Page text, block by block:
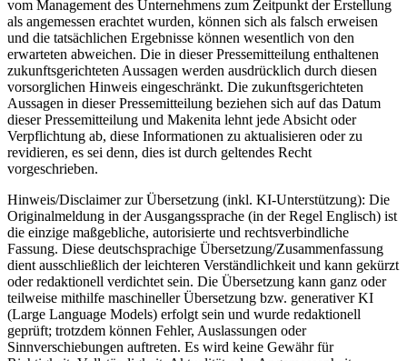
vom Management des Unternehmens zum Zeitpunkt der Erstellung
als angemessen erachtet wurden, können sich als falsch erweisen
und die tatsächlichen Ergebnisse können wesentlich von den
erwarteten abweichen. Die in dieser Pressemitteilung enthaltenen
zukunftsgerichteten Aussagen werden ausdrücklich durch diesen
vorsorglichen Hinweis eingeschränkt. Die zukunftsgerichteten
Aussagen in dieser Pressemitteilung beziehen sich auf das Datum
dieser Pressemitteilung und Makenita lehnt jede Absicht oder
Verpflichtung ab, diese Informationen zu aktualisieren oder zu
revidieren, es sei denn, dies ist durch geltendes Recht
vorgeschrieben.
Hinweis/Disclaimer zur Übersetzung (inkl. KI-Unterstützung): Die
Originalmeldung in der Ausgangssprache (in der Regel Englisch) ist
die einzige maßgebliche, autorisierte und rechtsverbindliche
Fassung. Diese deutschsprachige Übersetzung/Zusammenfassung
dient ausschließlich der leichteren Verständlichkeit und kann gekürzt
oder redaktionell verdichtet sein. Die Übersetzung kann ganz oder
teilweise mithilfe maschineller Übersetzung bzw. generativer KI
(Large Language Models) erfolgt sein und wurde redaktionell
geprüft; trotzdem können Fehler, Auslassungen oder
Sinnverschiebungen auftreten. Es wird keine Gewähr für